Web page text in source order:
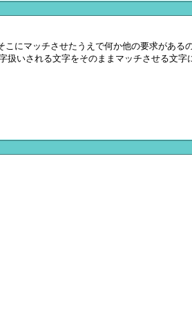
にマッチさせたうえで何か他の要求がある
扱いされる文字をそのままマッチさせる文字